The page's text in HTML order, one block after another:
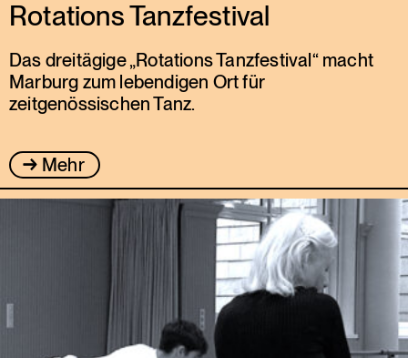
Rotations Tanzfestival
Das dreitägige „Rotations Tanzfestival“ macht
Marburg zum lebendigen Ort für
zeitgenössischen Tanz.
Mehr